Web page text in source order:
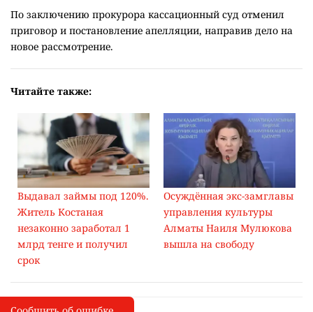
По заключению прокурора кассационный суд отменил
приговор и постановление апелляции, направив дело на
новое рассмотрение.
Читайте также:
Выдавал займы под 120%.
Житель Костаная
незаконно заработал 1
млрд тенге и получил
срок
Осуждённая экс-замглавы
управления культуры
Алматы Наиля Мулюкова
вышла на свободу
I Сообщить об опечатке